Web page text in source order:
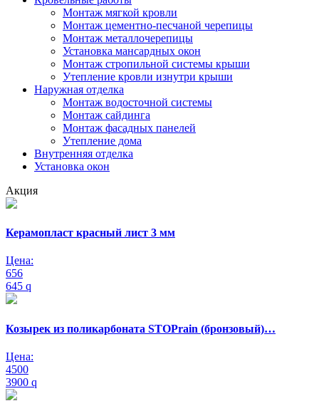
Монтаж мягкой кровли
Монтаж цементно-песчаной черепицы
Монтаж металлочерепицы
Установка мансардных окон
Монтаж стропильной системы крыши
Утепление кровли изнутри крыши
Наружная отделка
Монтаж водосточной системы
Монтаж сайдинга
Монтаж фасадных панелей
Утепление дома
Внутренняя отделка
Установка окон
Акция
Керамопласт красный лист 3 мм
Цена:
656
645 q
Козырек из поликарбоната STOPrain (бронзовый)…
Цена:
4500
3900 q